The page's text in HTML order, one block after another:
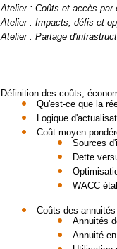
Atelier : Coûts et accès par
Atelier : Impacts, défis et
Atelier : Partage
Définition des coûts,
Qu'est-ce que la
Logique
Coût moyen
Sources
Dette
WACC
Coûts des annuités
Annuités
Annuité